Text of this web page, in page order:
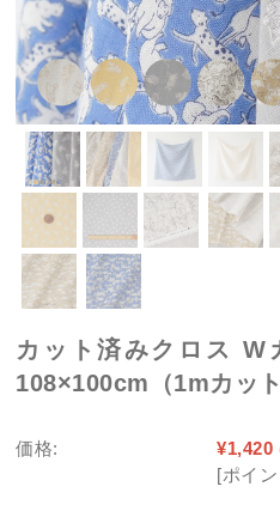
カット済みクロス W
108×100cm（1mカット
価格: ¥1,420
[ポイ